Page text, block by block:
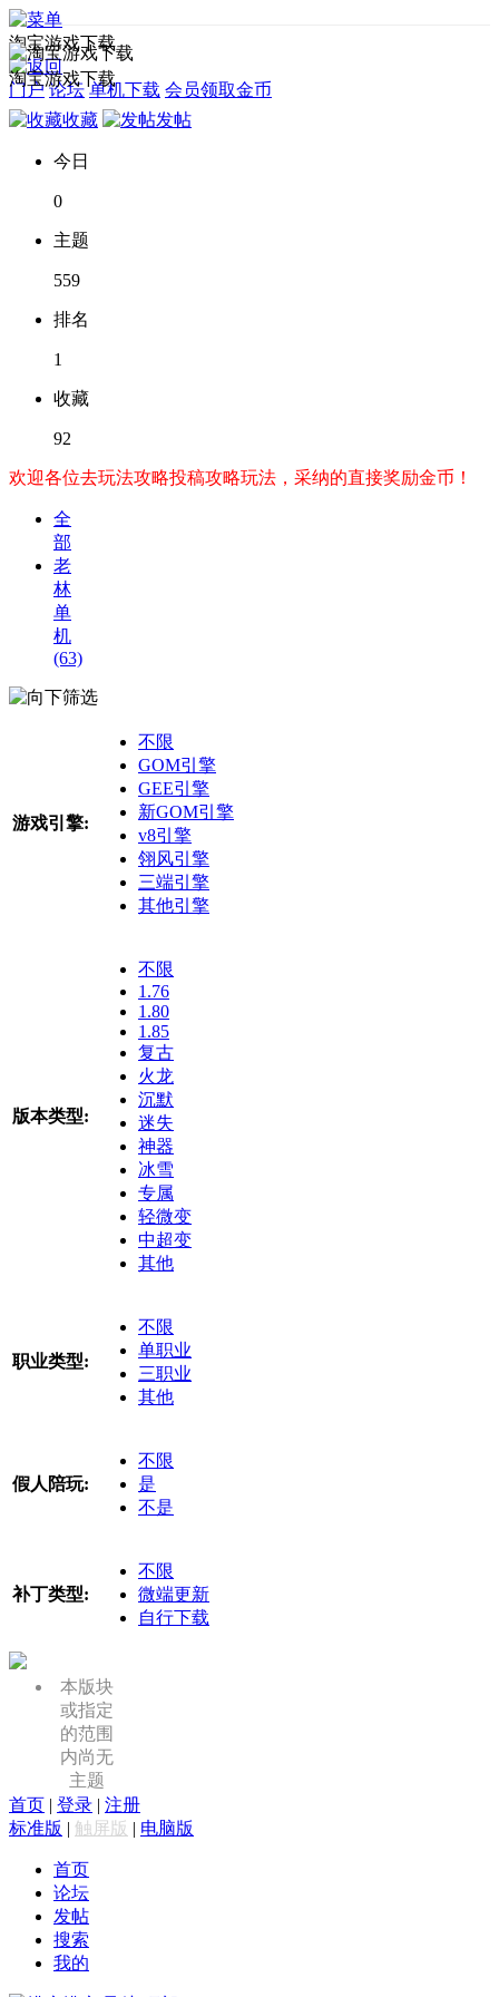
淘宝游戏下载
门户 论坛 单机下载 会员领取金币
淘宝游戏下载
收藏 发帖
今日
0
主题
559
排名
1
收藏
92
欢迎各位去玩法攻略投稿攻略玩法，采纳的直接奖励金币！
全
部
老
林
单
机
(63)
筛选
游戏引擎:
不限
GOM引擎
GEE引擎
新GOM引擎
v8引擎
翎风引擎
三端引擎
其他引擎
版本类型:
不限
1.76
1.80
1.85
复古
火龙
沉默
迷失
神器
冰雪
专属
轻微变
中超变
其他
职业类型:
不限
单职业
三职业
其他
假人陪玩:
不限
是
不是
补丁类型:
不限
微端更新
自行下载
本版块
或指定
的范围
内尚无
主题
首页 | 登录 | 注册
标准版 | 触屏版 | 电脑版
首页
论坛
发帖
搜索
我的